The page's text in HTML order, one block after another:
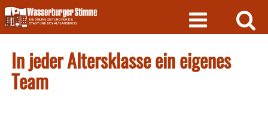
Skip
to
content
In jeder Altersklasse ein eigenes
Team